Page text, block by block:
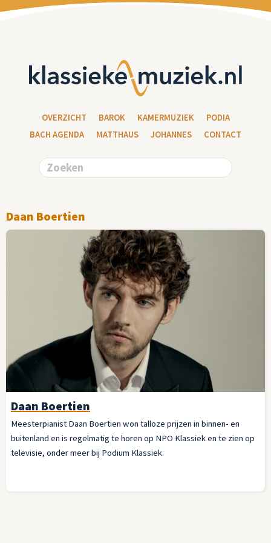
OVERZICHT BAROK KAMERMUZIEK
PODIA
BACH AGENDA
MATTHAUS JOHANNES CONTACT
Daan Boertien
Daan Boertien
Meesterpianist Daan Boertien won talloze prijzen in binnen- en
buitenland en is regelmatig te horen op NPO Klassiek en te zien op
televisie, onder meer bij Podium Klassiek.